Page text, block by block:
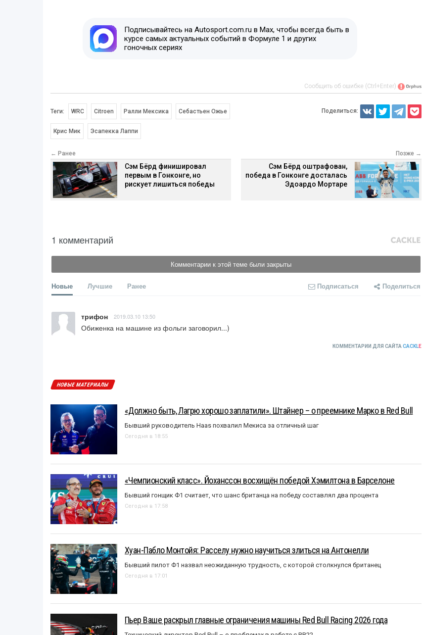
Подписывайтесь на Autosport.com.ru в Max, чтобы всегда быть в
курсе самых актуальных событий в Формуле 1 и других
гоночных сериях
Сообщить об ошибке (Ctrl+Enter)
Теги: WRC Citroen Ралли Мексика Себастьен Ожье
Крис Мик Эсапекка Лаппи
Поделиться:
← Ранее
Сэм Бёрд финишировал
первым в Гонконге, но
рискует лишиться победы
Позже →
Сэм Бёрд оштрафован,
победа в Гонконге досталась
Эдоардо Мортаре
1 комментарий
Комментарии к этой теме были закрыты
Новые Лучшие Ранее Подписаться Поделиться
трифон 2019.03.10 13:50
Обиженка на машине из фольги заговорил...)
КОММЕНТАРИИ ДЛЯ САЙТА CACKLE
НОВЫЕ МАТЕРИАЛЫ
«Должно быть, Лагрю хорошо заплатили». Штайнер – о преемнике Марко в Red Bull
Бывший руководитель Haas похвалил Мекиса за отличный шаг
Сегодня в 18:55
«Чемпионский класс». Йоханссон восхищён победой Хэмилтона в Барселоне
Бывший гонщик Ф1 считает, что шанс британца на победу составлял два процента
Сегодня в 17:58
Хуан-Пабло Монтойя: Расселу нужно научиться злиться на Антонелли
Бывший пилот Ф1 назвал неожиданную трудность, с которой столкнулся британец
Сегодня в 17:01
Пьер Ваше раскрыл главные ограничения машины Red Bull Racing 2026 года